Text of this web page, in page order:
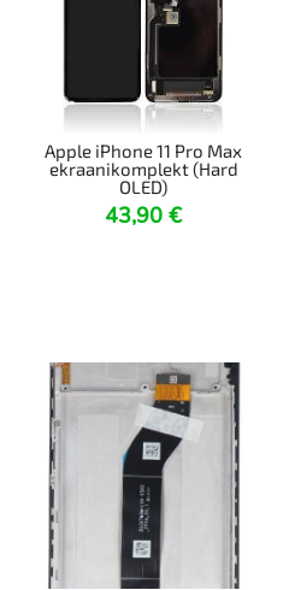
Apple iPhone 11 Pro Max
ekraanikomplekt (Hard
OLED)
43,90 €